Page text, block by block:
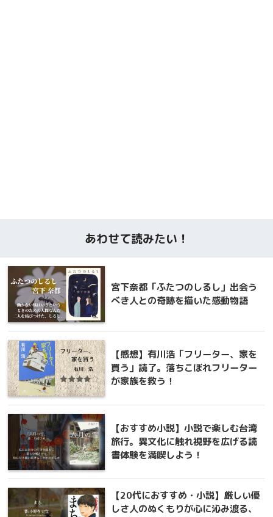
あわせて読みたい！
宮下奈都「ふたつのしるし」出会う
べき人との奇跡を描いた感動物語
【感想】有川浩「フリーター、家を
買う」読了。落ちこぼれフリーター
が家族を救う！
【おすすめ小説】小説で楽しむ台湾
旅行。異文化に触れ視野を広げる読
書体験を満喫しよう！
【20代におすすめ・小説】厳しい優
しさ人のぬくもりが心に沁み渡る、